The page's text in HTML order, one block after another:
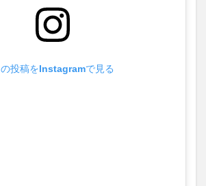
投稿をInstagramで見る